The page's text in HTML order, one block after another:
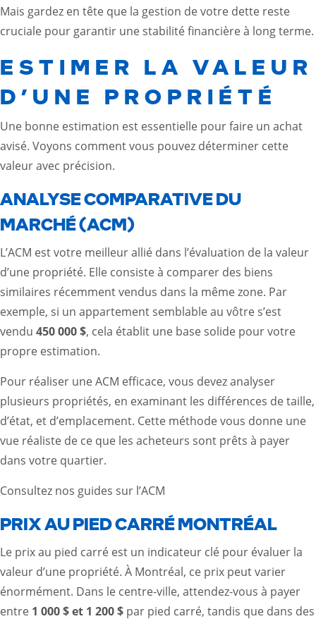
Mais gardez en tête que la gestion de votre dette reste
cruciale pour garantir une stabilité financière à long terme.
ESTIMER LA VALEUR
D’UNE PROPRIÉTÉ
Une bonne estimation est essentielle pour faire un achat
avisé. Voyons comment vous pouvez déterminer cette
valeur avec précision.
ANALYSE COMPARATIVE DU
MARCHÉ (ACM)
L’ACM est votre meilleur allié dans l’évaluation de la valeur
d’une propriété. Elle consiste à comparer des biens
similaires récemment vendus dans la même zone. Par
exemple, si un appartement semblable au vôtre s’est
vendu 450 000 $, cela établit une base solide pour votre
propre estimation.
Pour réaliser une ACM efficace, vous devez analyser
plusieurs propriétés, en examinant les différences de taille,
d’état, et d’emplacement. Cette méthode vous donne une
vue réaliste de ce que les acheteurs sont prêts à payer
dans votre quartier.
Consultez nos guides sur l’ACM
PRIX AU PIED CARRÉ MONTRÉAL
Le prix au pied carré est un indicateur clé pour évaluer la
valeur d’une propriété. À Montréal, ce prix peut varier
énormément. Dans le centre-ville, attendez-vous à payer
entre 1 000 $ et 1 200 $ par pied carré, tandis que dans des